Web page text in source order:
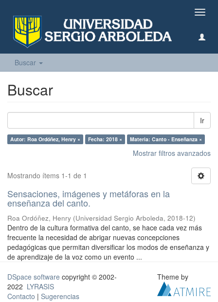
Buscar
Buscar
Ir
Autor: Roa Ordóñez, Henry × Fecha: 2018 × Materia: Canto - Enseñanza ×
Mostrar filtros avanzados
Mostrando ítems 1-1 de 1
Sensaciones, imágenes y metáforas en la
enseñanza del canto.
Roa Ordóñez, Henry (Universidad Sergio Arboleda, 2018-12)
Dentro de la cultura formativa del canto, se hace cada vez más
frecuente la necesidad de abrigar nuevas concepciones
pedagógicas que permitan diversificar los modos de enseñanza y
de aprendizaje de la voz como un evento ...
DSpace software copyright © 2002-
2022 LYRASIS
Contacto | Sugerencias
Theme by